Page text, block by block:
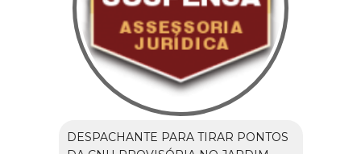
DESPACHANTE PARA TIRAR PONTOS